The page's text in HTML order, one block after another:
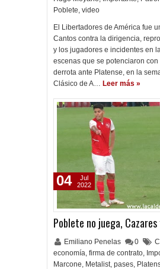
Poblete, video
El Libertadores de América fue
Cantos contra la dirigencia,
y los jugadores e incidentes en
escenas que se potenciaron con
derrota ante Platense, en la
Clásico de A… Leer más »
Poblete no juega,
Emiliano Penelas 0
economía, firma de contrato,
Marcone, Metalist, pases,
04
Jul
2022